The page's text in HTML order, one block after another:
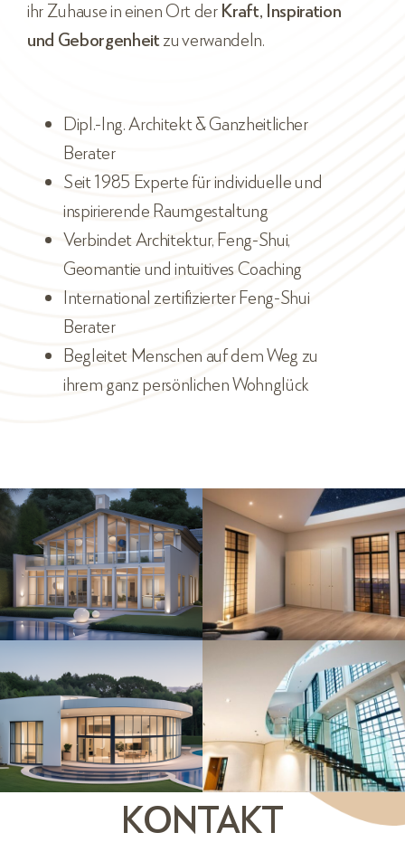
ihr Zuhause in einen Ort derKraft, Inspiration
und Geborgenheit zu verwandeln.
Dipl.-Ing. Architekt & Ganzheitlicher
Berater
Seit 1985 Experte für individuelle und
inspirierende Raumgestaltung
Verbindet Architektur, Feng-Shui,
Geomantie und intuitives Coaching
International zertifizierter Feng-Shui
Berater
Begleitet Menschen auf dem Weg zu
ihrem ganz persönlichen Wohnglück
KONTAKT